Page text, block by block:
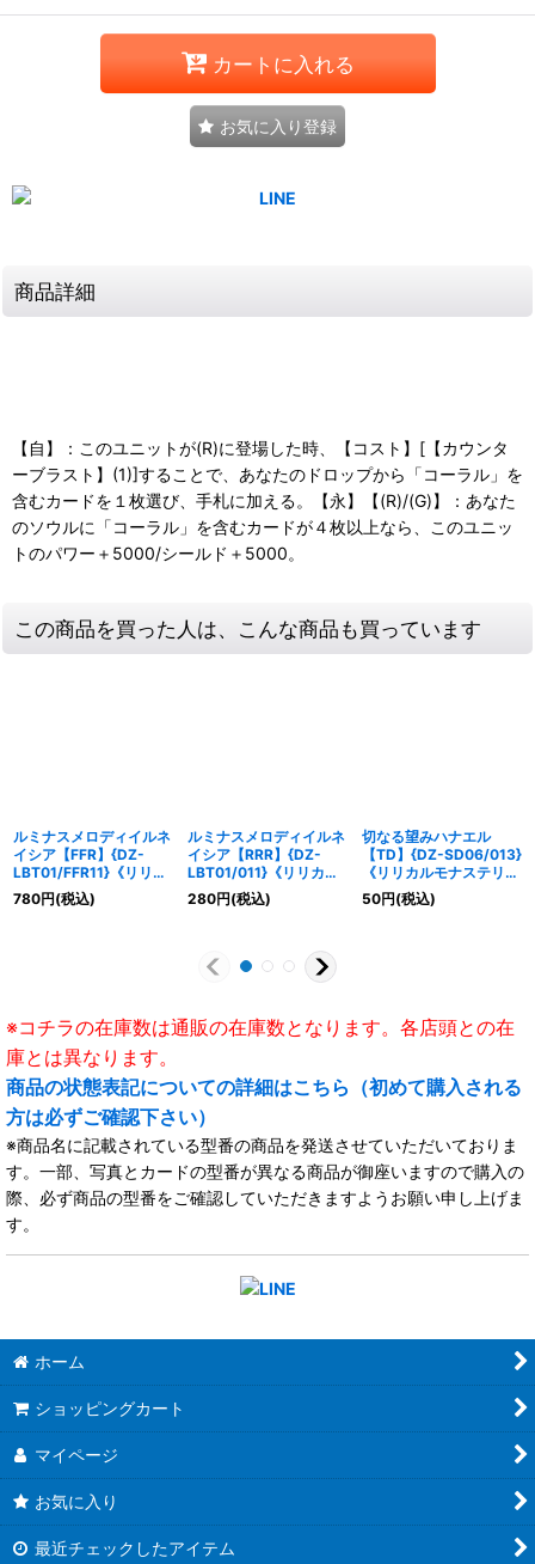
カートに入れる
お気に入り登録
商品詳細
【自】：このユニットが(R)に登場した時、【コスト】[【カウンタ
ーブラスト】(1)]することで、あなたのドロップから「コーラル」を
含むカードを１枚選び、手札に加える。【永】【(R)/(G)】：あなた
のソウルに「コーラル」を含むカードが４枚以上なら、このユニッ
トのパワー＋5000/シールド＋5000。
この商品を買った人は、こんな商品も買っています
ルミナスメロディイルネ
イシア【FFR】{DZ-
LBT01/FFR11}《リリカ
ルモナステリオ》
780円(税込)
ルミナスメロディイルネ
イシア【RRR】{DZ-
LBT01/011}《リリカル
モナステリオ》
280円(税込)
切なる望みハナエル
【TD】{DZ-SD06/013}
《リリカルモナステリ
オ》
50円(税込)
※コチラの在庫数は通販の在庫数となります。各店頭との在
庫とは異なります。
商品の状態表記についての詳細はこちら（初めて購入される
方は必ずご確認下さい）
※商品名に記載されている型番の商品を発送させていただいておりま
す。一部、写真とカードの型番が異なる商品が御座いますので購入の
際、必ず商品の型番をご確認していただきますようお願い申し上げま
す。
ホーム
ショッピングカート
マイページ
お気に入り
最近チェックしたアイテム